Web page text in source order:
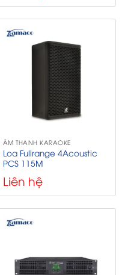
ÂM THANH KARAOKE
Loa Fullrange 4Acoustic
PCS 115M
Liên hệ